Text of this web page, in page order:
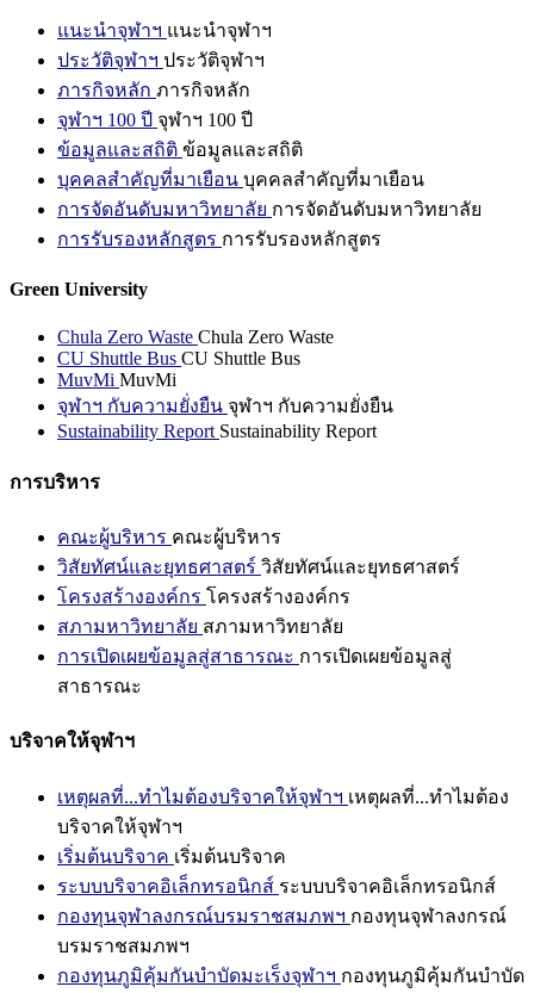
แนะนำจุฬาฯ แนะนำจุฬาฯ
ประวัติจุฬาฯ ประวัติจุฬาฯ
ภารกิจหลัก ภารกิจหลัก
จุฬาฯ 100 ปี จุฬาฯ 100 ปี
ข้อมูลและสถิติ ข้อมูลและสถิติ
บุคคลสำคัญที่มาเยือน บุคคลสำคัญที่มาเยือน
การจัดอันดับมหาวิทยาลัย การจัดอันดับมหาวิทยาลัย
การรับรองหลักสูตร การรับรองหลักสูตร
Green University
Chula Zero Waste Chula Zero Waste
CU Shuttle Bus CU Shuttle Bus
MuvMi MuvMi
จุฬาฯ กับความยั่งยืน จุฬาฯ กับความยั่งยืน
Sustainability Report Sustainability Report
การบริหาร
คณะผู้บริหาร คณะผู้บริหาร
วิสัยทัศน์และยุทธศาสตร์ วิสัยทัศน์และยุทธศาสตร์
โครงสร้างองค์กร โครงสร้างองค์กร
สภามหาวิทยาลัย สภามหาวิทยาลัย
การเปิดเผยข้อมูลสู่สาธารณะ การเปิดเผยข้อมูลสู่
สาธารณะ
บริจาคให้จุฬาฯ
เหตุผลที่...ทำไมต้องบริจาคให้จุฬาฯ เหตุผลที่...ทำไมต้อง
บริจาคให้จุฬาฯ
เริ่มต้นบริจาค เริ่มต้นบริจาค
ระบบบริจาคอิเล็กทรอนิกส์ ระบบบริจาคอิเล็กทรอนิกส์
กองทุนจุฬาลงกรณ์บรมราชสมภพฯ กองทุนจุฬาลงกรณ์
บรมราชสมภพฯ
กองทุนภูมิคุ้มกันบำบัดมะเร็งจุฬาฯ กองทุนภูมิคุ้มกันบำบัด